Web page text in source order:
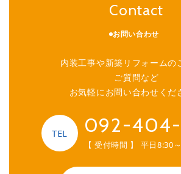
Contact
お問い合わせ
内装工事や新築リフォームの
ご質問など
お気軽にお問い合わせくだ
TEL 092-
【 受付時間 】 平日8:30